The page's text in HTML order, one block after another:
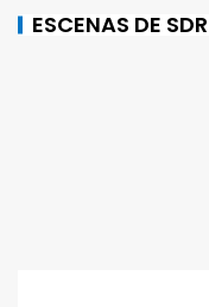
ESCENAS DE